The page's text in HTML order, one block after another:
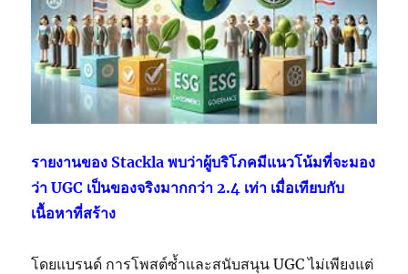
รายงานของ Stackla พบว่าผู้บริโภคมีแนวโน้มที่จะมอง
ว่า UGC เป็นของจริงมากกว่า 2.4 เท่า เมื่อเทียบกับ
เนื้อหาที่สร้าง
โดยแบรนด์ การโพสต์ซ้ำและสนับสนุน UGC ไม่เพียงแต่